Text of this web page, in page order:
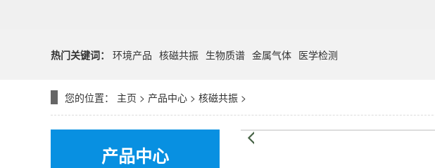
热门关键词： 环境产品 核磁共振 生物质谱 金属气体 医学检测
您的位置： 主页 > 产品中心 > 核磁共振 >
产品中心